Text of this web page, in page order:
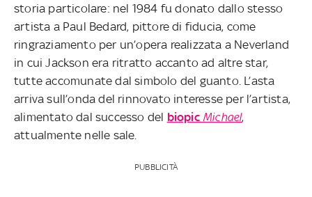
storia particolare: nel 1984 fu donato dallo stesso
artista a Paul Bedard, pittore di fiducia, come
ringraziamento per un’opera realizzata a Neverland
in cui Jackson era ritratto accanto ad altre star,
tutte accomunate dal simbolo del guanto. L’asta
arriva sull’onda del rinnovato interesse per l’artista,
alimentato dal successo del biopic Michael,
attualmente nelle sale.
PUBBLICITÀ